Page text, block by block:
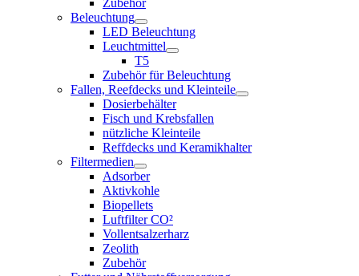
Zubehör
Beleuchtung
LED Beleuchtung
Leuchtmittel
T5
Zubehör für Beleuchtung
Fallen, Reefdecks und Kleinteile
Dosierbehälter
Fisch und Krebsfallen
nützliche Kleinteile
Reffdecks und Keramikhalter
Filtermedien
Adsorber
Aktivkohle
Biopellets
Luftfilter CO²
Vollentsalzerharz
Zeolith
Zubehör